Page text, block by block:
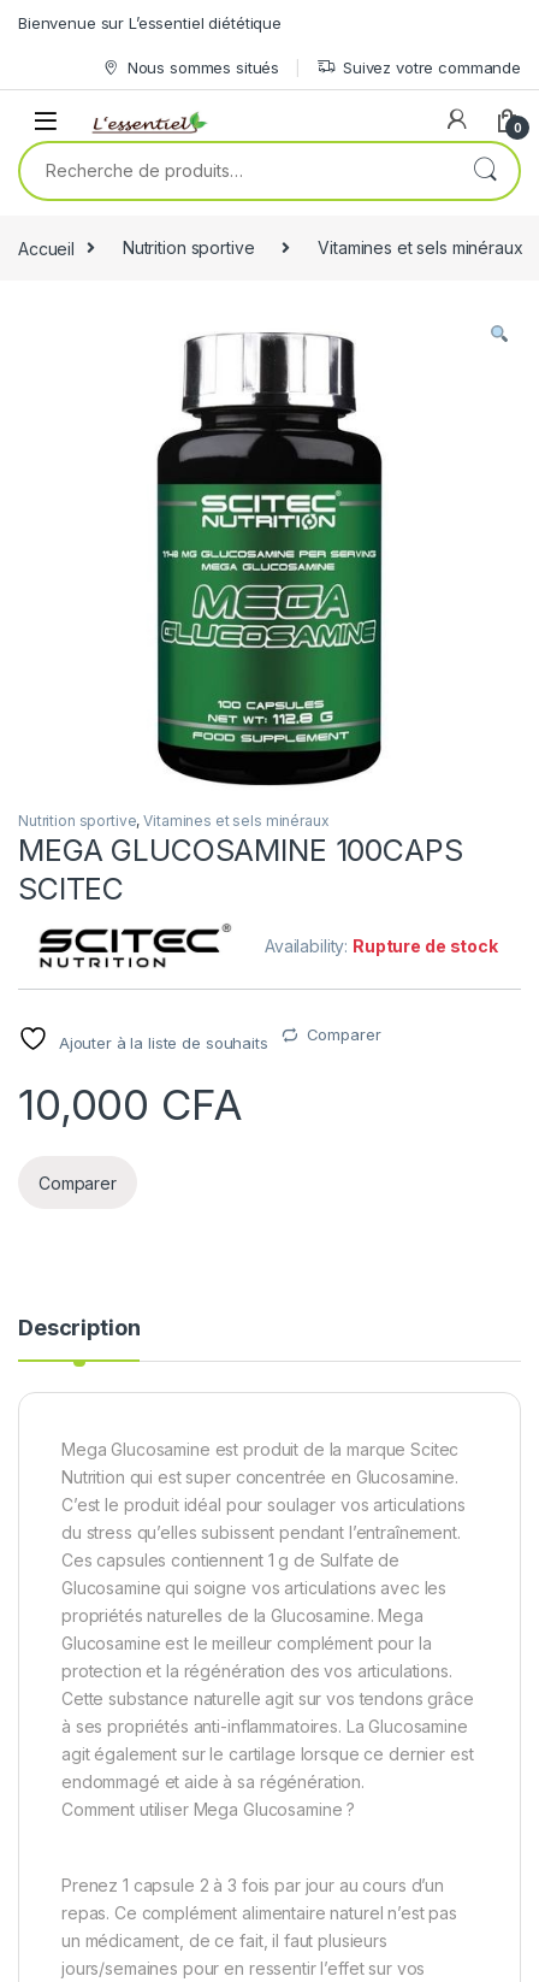
Skip to navigation
Bienvenue sur L’essentiel diététique
Nous sommes situés Suivez votre commande
0
Recherche pour :
Accueil Nutrition sportive Vitamines et sels minéraux
Nutrition sportive,Vitamines et sels minéraux
MEGA GLUCOSAMINE 100CAPS
SCITEC
Availability: Rupture de stock
Ajouter à la liste de souhaits Comparer
10,000 CFA
Comparer
Description
Mega Glucosamine est produit de la marque Scitec
Nutrition qui est super concentrée en Glucosamine.
C’est le produit idéal pour soulager vos articulations
du stress qu’elles subissent pendant l’entraînement.
Ces capsules contiennent 1 g de Sulfate de
Glucosamine qui soigne vos articulations avec les
propriétés naturelles de la Glucosamine. Mega
Glucosamine est le meilleur complément pour la
protection et la régénération des vos articulations.
Cette substance naturelle agit sur vos tendons grâce
à ses propriétés anti-inflammatoires. La Glucosamine
agit également sur le cartilage lorsque ce dernier est
endommagé et aide à sa régénération.
Comment utiliser Mega Glucosamine ?
Prenez 1 capsule 2 à 3 fois par jour au cours d’un
repas. Ce complément alimentaire naturel n’est pas
un médicament, de ce fait, il faut plusieurs
jours/semaines pour en ressentir l’effet sur vos